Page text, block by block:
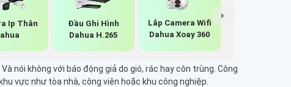
Ip Thân
Đầu Ghi Hình
Dahua H.265
Lắp Camera Wifi
Dahua Xoay 360
nói không với báo động giả do gió, rác hay côn trùng. Công
vực như tòa nhà, công viên hoặc khu công nghiệp.